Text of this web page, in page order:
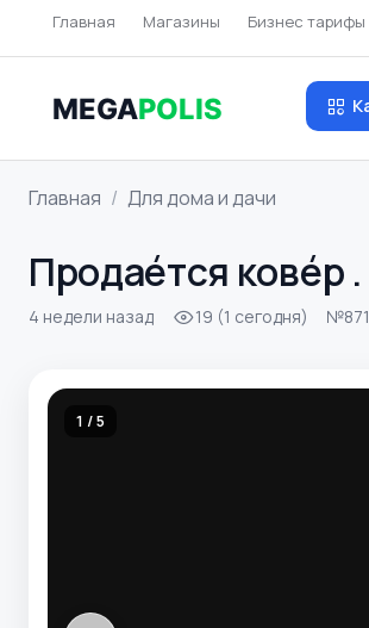
Главная Магазины Бизнес тарифы
MEGAPOLIS
Главная Для дома и дачи
Продаéтся ковéр .
4 недели назад 19 (1 сегодня)
1 / 5